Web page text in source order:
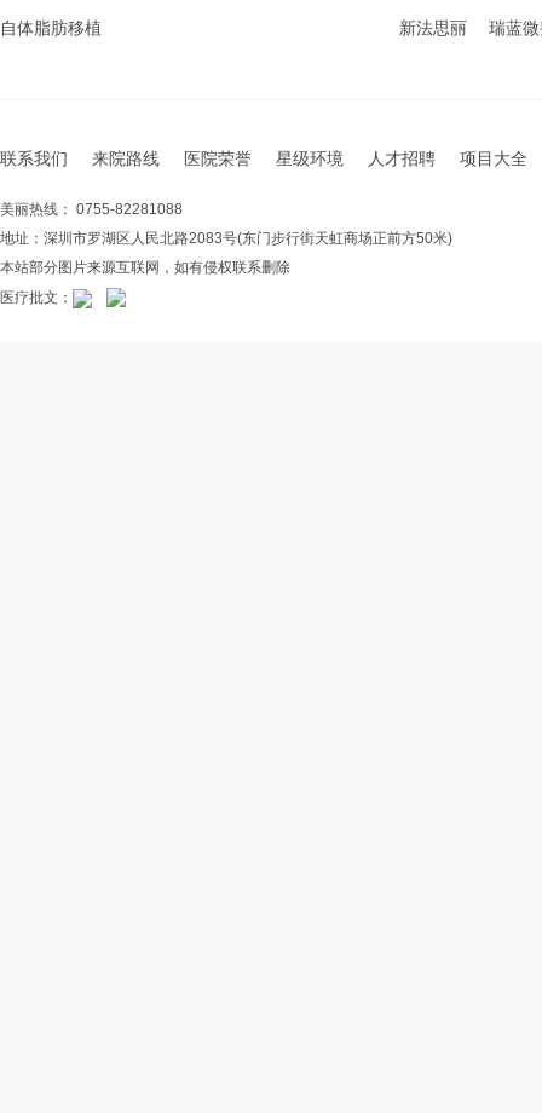
自体脂肪移植 新法思丽 瑞蓝
联系我们 来院路线 医院荣誉 星级环境 人才招聘 项目大全
美丽热线： 0755-82281088
地址：深圳市罗湖区人民北路2083号(东门步行街天虹商场正前方50米)
本站部分图片来源互联网，如有侵权联系删除
医疗批文：